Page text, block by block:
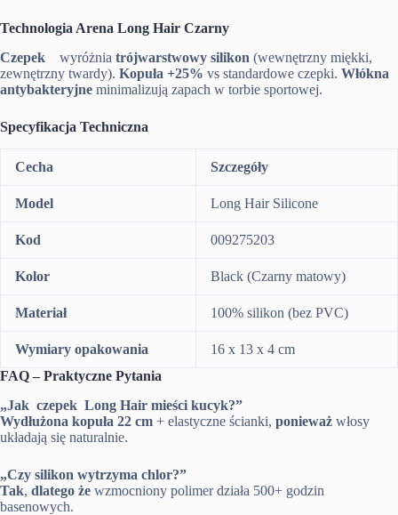
Technologia Arena Long Hair Czarny
Czepek
wyróżnia trójwarstwowy silikon (wewnętrzny miękki,
zewnętrzny twardy). Kopuła +25% vs standardowe czepki. Włókna
antybakteryjne minimalizują zapach w torbie sportowej.
Specyfikacja Techniczna
Cecha Szczegóły
Model Long Hair Silicone
Kod 009275203
Kolor Black (Czarny matowy)
Materiał 100% silikon (bez PVC)
Wymiary opakowania
16 x 13 x 4 cm
FAQ – Praktyczne Pytania
„Jak czepek Long Hair mieści kucyk?”
Wydłużona kopuła 22 cm + elastyczne ścianki, ponieważ włosy
układają się naturalnie.
„Czy silikon wytrzyma chlor?”
Tak, dlatego że wzmocniony polimer działa 500+ godzin
basenowych.